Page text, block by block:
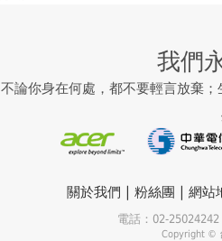
我們
不論你身在何處，都不要輕言放棄
關於我們 | 粉絲團 | 網站
電話：02-
Copyright ©